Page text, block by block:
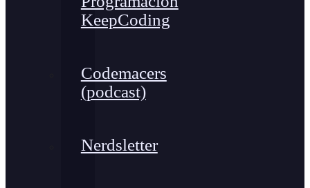
KeepCoding
Codemacers
(podcast)
Nerdsletter